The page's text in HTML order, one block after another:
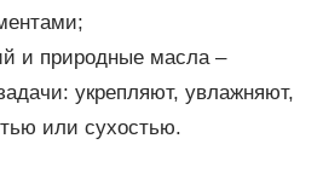
и природные масла –
укрепляют, увлажняют,
или сухостью.